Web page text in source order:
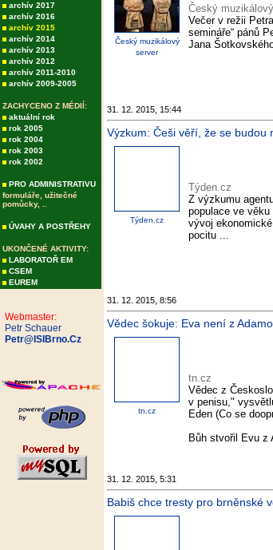
archív 2017
archív 2016
archív 2015
archív 2014
archív 2013
archív 2012
archív 2011-2010
archív 2009-2005
ZACHYCENO Z MÉDIÍ:
aktuální rok
rok 2005
rok 2004
rok 2003
rok 2002
PRO ADMINISTRATIVU
formuláře, užitečné
pomůcky, ..
ÚVAHY A POSTŘEHY
UKONČENÉ AKTIVITY:
LABORATOŘ EM
CSEM
EUREM
Webmaster:
Petr Schauer
Petr@ISIBrno.Cz
Český muzikálový
server
Český
Večer v režii
semináře“ pánů
Jana
31. 12. 2015, 15:44
Výzkum: Češi věří, že se
Týden.cz
Týden.cz
Z výzkumu
populace ve
vývoj
pocitu ...
31. 12. 2015, 8:56
Vědec šokuje: Eva není z
tn.cz
tn.cz
Vědec z
v penisu,"
Eden (Co se
Bůh stvořil Evu z
31. 12. 2015, 5:31
Babiš chce tresty pro brněnské